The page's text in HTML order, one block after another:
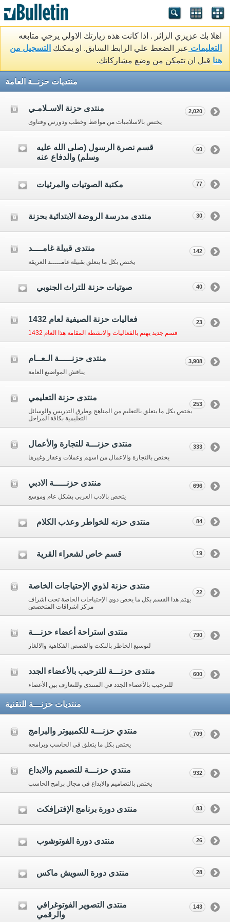
اهلا بك عزيزي الزائر . اذا كانت هذه زيارتك الاولي يرجي متابعه
التعليمات عبر الضغط علي الرابط السابق. او يمكنك التسجيل من
هنا قبل ان تتمكن من وضع مشاركاتك.
منتديات حزنــة العامة
منتدى حزنة الاسـلامـي
يختص بالاسلاميات من مواعظ وخطب ودورس وفتاوى
2,020
قسم نصرة الرسول (صلى الله عليه
وسلم) والدفاع عنه
60
مكتبة الصوتيات والمرئيات 77
منتدى مدرسة الروضة الابتدائية بحزنة 30
منتدى قبيلة غامــــد
يختص بكل ما يتعلق بقبيلة غامـــــد العريقة
142
صوتيات حزنة للتراث الجنوبي 40
فعاليات حزنة الصيفية لعام 1432
قسم جديد يهتم بالفعاليات والانشطة المقامة هذا العام 1432
23
منتدى حزنـــــة الـعــام
يناقش المواضيع العامة
3,908
منتدى حزنة التعليمي
يختص بكل ما يتعلق بالتعليم من المناهج وطرق التدريس والوسائل
التعليمية بكافة المراحل
253
منتدى حزنـــة للتجارة والأعمال
يختص بالتجارة والاعمال من اسهم وعملات وعقار وغيرها
333
منتدى حزنـــــة الادبي
يتخص بالادب العربي بشكل عام وموسع
696
منتدى حزنه للخواطر وعذب الكلام 84
قسم خاص لشعراء القرية 19
منتدى حزنة لذوي الإحتياجات الخاصة
يهتم هذا القسم بكل ما يخص ذوي الإحتياجات الخاصة تحت اشراف
مركز اشراقات المتخصص
22
منتدى استراحة أعضاء حزنـــة
لتوسيع الخاطر بالنكت والقصص الفكاهية والالغاز
790
منتدى حزنـــة للترحيب بالأعضاء الجدد
للترحيب بالأعضاء الجدد في المنتدى وللتعارف بين الأعضاء
600
منتديات حزنـــة للتقنية
منتدي حزنـــة للكمبيوتر والبرامج
يختص بكل ما يتعلق في الحاسب وبرامجه
709
منتدي حزنـــة للتصميم والابداع
يختص بالتصاميم والابداع في مجال برامج الحاسب
932
منتدى دورة برنامج الإفترإفكت 83
منتدى دورة الفوتوشوب 26
منتدى دورة السويش ماكس 28
منتدى التصوير الفوتوغرافي
والرقمي
143